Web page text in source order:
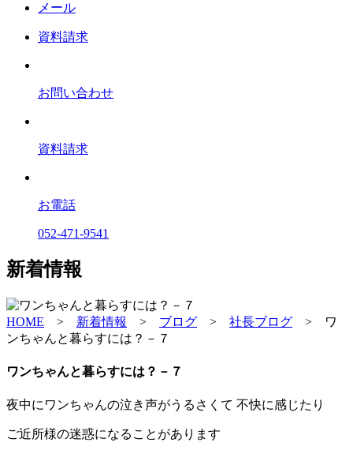
メール
資料請求
お問い合わせ
資料請求
お電話
052-471-9541
新着情報
HOME > 新着情報 > ブログ > 社長ブログ >
ワ
ンちゃんと暮らすには？－７
ワンちゃんと暮らすには？－７
夜中にワンちゃんの泣き声がうるさくて 不快に感じたり
ご近所様の迷惑になることがあります